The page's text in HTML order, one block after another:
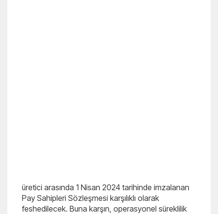
üretici arasında 1 Nisan 2024 tarihinde imzalanan
Pay Sahipleri Sözleşmesi karşılıklı olarak
feshedilecek. Buna karşın, operasyonel süreklilik